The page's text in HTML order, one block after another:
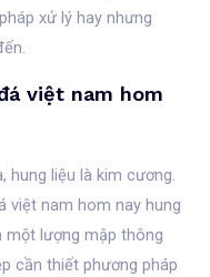
xử lý hay nhưng
việt nam hom
hung liệu là kim cương.
việt nam hom nay hung
một lượng mập thông
cần thiết phương pháp